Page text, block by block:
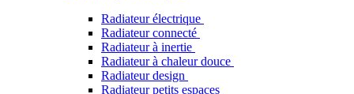
Radiateur électrique
Radiateur connecté
Radiateur à inertie
Radiateur à chaleur douce
Radiateur design
Radiateur petits espaces